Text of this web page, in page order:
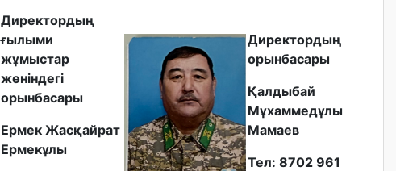
Директордың
ғылыми
жұмыстар
жөніндегі
орынбасары
Ермек Жасқайрат
Ермекұлы
Директордың
орынбасары
Қалдыбай
Мұхаммедұлы
Мамаев
Тел: 8702 961